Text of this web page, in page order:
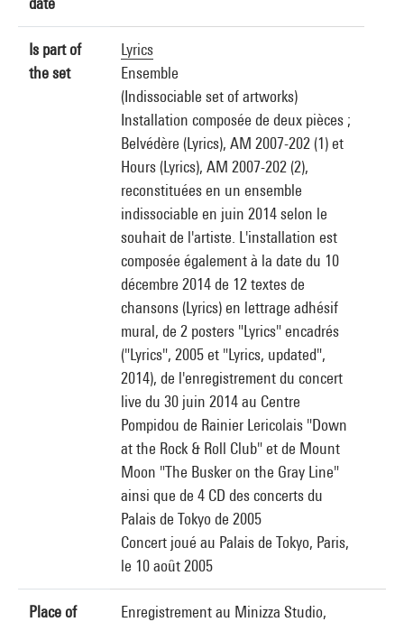
Is part of
the set
Lyrics
Ensemble
(Indissociable set of artworks)
Installation composée de deux pièces ;
Belvédère (Lyrics), AM 2007-202 (1) et
Hours (Lyrics), AM 2007-202 (2),
reconstituées en un ensemble
indissociable en juin 2014 selon le
souhait de l'artiste. L'installation est
composée également à la date du 10
décembre 2014 de 12 textes de
chansons (Lyrics) en lettrage adhésif
mural, de 2 posters "Lyrics" encadrés
("Lyrics", 2005 et "Lyrics, updated",
2014), de l'enregistrement du concert
live du 30 juin 2014 au Centre
Pompidou de Rainier Lericolais "Down
at the Rock & Roll Club" et de Mount
Moon "The Busker on the Gray Line"
ainsi que de 4 CD des concerts du
Palais de Tokyo de 2005
Concert joué au Palais de Tokyo, Paris,
le 10 août 2005
Place of Enregistrement au Minizza Studio,